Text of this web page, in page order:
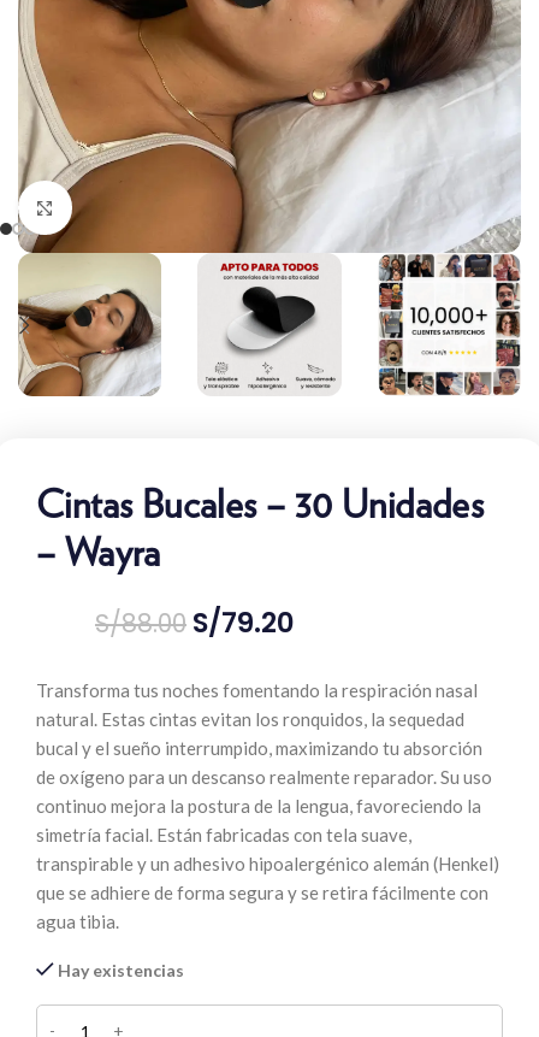
Clic para ampliar
Cintas Bucales – 30 Unidades
– Wayra
S/88.00 S/79.20
Transforma tus noches fomentando la respiración nasal
natural. Estas cintas evitan los ronquidos, la sequedad
bucal y el sueño interrumpido, maximizando tu absorción
de oxígeno para un descanso realmente reparador. Su uso
continuo mejora la postura de la lengua, favoreciendo la
simetría facial. Están fabricadas con tela suave,
transpirable y un adhesivo hipoalergénico alemán (Henkel)
que se adhiere de forma segura y se retira fácilmente con
agua tibia.
Hay existencias